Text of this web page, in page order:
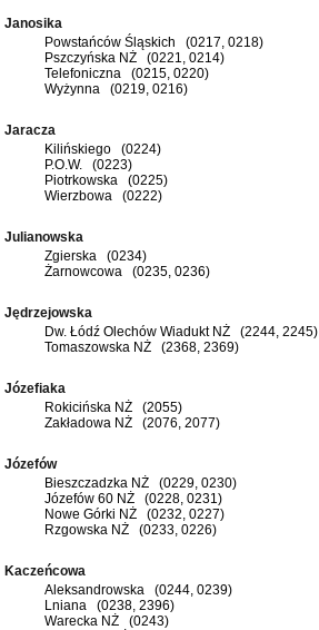
Janosika
Powstańców Śląskich (0217, 0218)
Pszczyńska NŻ (0221, 0214)
Telefoniczna (0215, 0220)
Wyżynna (0219, 0216)
Jaracza
Kilińskiego (0224)
P.O.W. (0223)
Piotrkowska (0225)
Wierzbowa (0222)
Julianowska
Zgierska (0234)
Żarnowcowa (0235, 0236)
Jędrzejowska
Dw. Łódź Olechów Wiadukt NŻ (2244, 2245)
Tomaszowska NŻ (2368, 2369)
Józefiaka
Rokicińska NŻ (2055)
Zakładowa NŻ (2076, 2077)
Józefów
Bieszczadzka NŻ (0229, 0230)
Józefów 60 NŻ (0228, 0231)
Nowe Górki NŻ (0232, 0227)
Rzgowska NŻ (0233, 0226)
Kaczeńcowa
Aleksandrowska (0244, 0239)
Lniana (0238, 2396)
Warecka NŻ (0243)